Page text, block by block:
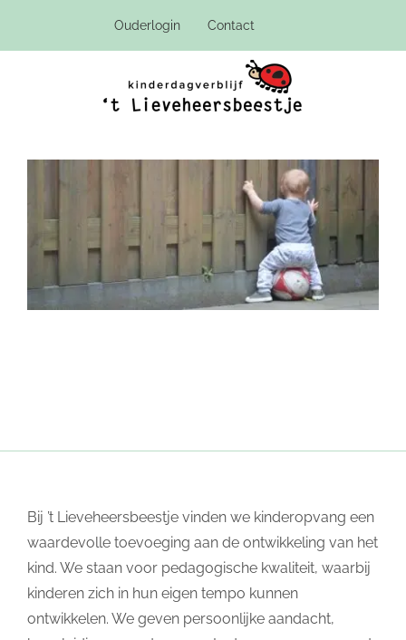
Ouderlogin Contact
Bij ’t Lieveheersbeestje vinden we kinderopvang een
waardevolle toevoeging aan de ontwikkeling van het
kind. We staan voor pedagogische kwaliteit, waarbij
kinderen zich in hun eigen tempo kunnen
ontwikkelen. We geven persoonlijke aandacht,